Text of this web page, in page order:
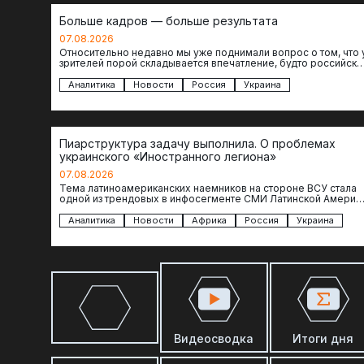
Больше кадров — больше результата
07.08.2026
Относительно недавно мы уже поднимали вопрос о том, что
зрителей порой складывается впечатление, будто российские
Аналитика Новости Россия Украина
Пиарструктура задачу выполнила. О проблемах
украинского «Иностранного легиона»
07.08.2026
Тема латиноамериканских наемников на стороне ВСУ стала
одной из трендовых в инфосегменте СМИ Латинской Америки.
Аналитика Новости Африка Россия Украина
Видеосводка Итоги дня